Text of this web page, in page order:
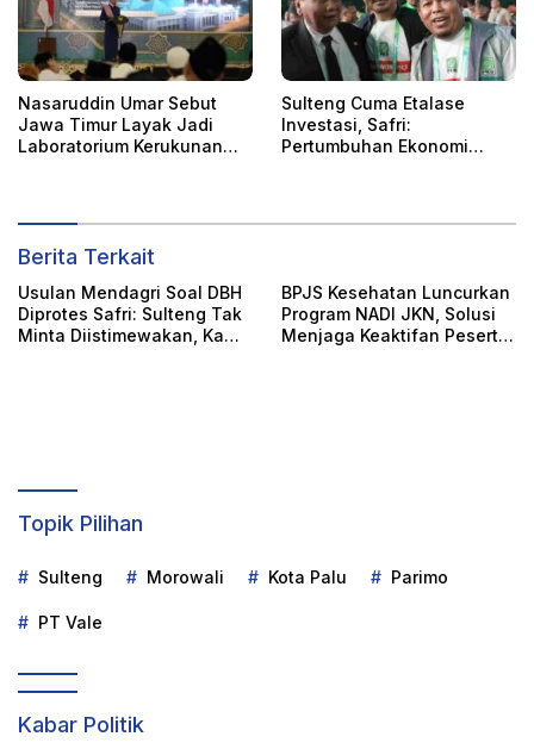
Nasaruddin Umar Sebut
Jawa Timur Layak Jadi
Laboratorium Kerukunan
Sulteng Cuma Etalase
Investasi, Safri:
Pertumbuhan Ekonomi
Berita Terkait
Usulan Mendagri Soal DBH
Diprotes Safri: Sulteng Tak
Minta Diistimewakan, Kami
BPJS Kesehatan Luncurkan
Program NADI JKN, Solusi
Menjaga Keaktifan Peserta
Topik Pilihan
Sulteng Morowali Kota Palu Parimo
PT Vale
Kabar Politik